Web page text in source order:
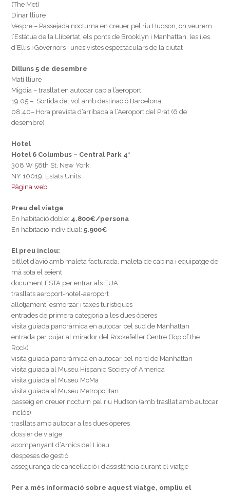
(The Met)
Dinar lliure
Vespre – Passejada nocturna en creuer pel riu Hudson, on veurem
l’Estàtua de la Llibertat, els ponts de Brooklyn i Manhattan, les iles
d’Ellis i Governors i unes vistes espectaculars de la ciutat
Dilluns 5 de desembre
Matí lliure
Migdia – trasllat en autocar cap a l’aeroport
19.05 – Sortida del vol amb destinació Barcelona
08.40– Hora prevista d’arribada a l’Aeroport del Prat (6 de
desembre)
Hotel
Hotel 6 Columbus – Central Park 4*
308 W 58th St, New York,
NY 10019, Estats Units
Pàgina web
Preu del viatge
En habitació doble: 4.800€/persona
En habitació individual:5.900€
El preu inclou:
bitllet d’avió amb maleta facturada, maleta de cabina i equipatge de
mà sota el seient
document ESTA per entrar als EUA
trasllats aeroport-hotel-aeroport
allotjament, esmorzar i taxes turístiques
entrades de primera categoria a les dues òperes
visita guiada panoràmica en autocar pel sud de Manhattan
entrada per pujar al mirador del Rockefeller Centre (Top of the
Rock)
visita guiada panoràmica en autocar pel nord de Manhattan
visita guiada al Museu Hispanic Society of America
visita guiada al Museu MoMa
visita guiada al Museu Metropolitan
passeig en creuer nocturn pel riu Hudson (amb trasllat amb autocar
inclòs)
trasllats amb autocar a les dues òperes
dossier de viatge
acompanyant d’Amics del Liceu
despeses de gestió
assegurança de cancel·lació i d’assistència durant el viatge
Per a més informació sobre aquest viatge, ompliu el